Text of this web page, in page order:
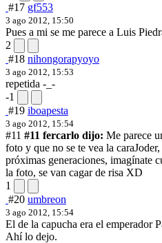
#17 gf553
3 ago 2012, 15:50
Pues a mi se me parece a Luis
2
#18 nihongorapyoyo
3 ago 2012, 15:53
repetida -_-
-1
#19 iboapesta
3 ago 2012, 15:54
#11 #11 fercarlo dijo: Me parece
foto y que no se te vea la cara
próximas generaciones, imagínate
la foto, se van cagar de risa XD
1
#20 umbreon
3 ago 2012, 15:54
El de la capucha era el emperador
Ahí lo dejo.